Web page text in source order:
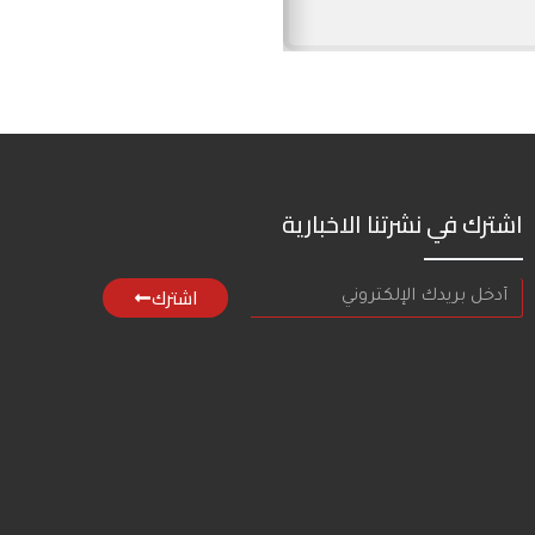
اشترك في نشرتنا الاخبارية
اشترك